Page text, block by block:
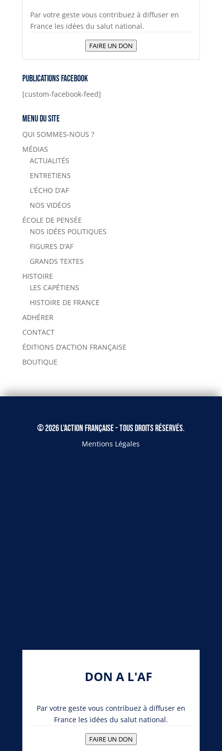
Par votre geste vous contribuez à diffuser en
France les idées du salut national.
FAIRE UN DON
Publications Facebook
[custom-facebook-feed]
Menu du site
QUI SOMMES-NOUS ?
MÉDIAS
ACTUALITÉS
ENTRETIENS
L’ÉCHO D’AF
NOS VIDÉOS
ÉCOLE DE PENSÉE
NOS IDÉES POLITIQUES
FIGURES D’AF
GRANDS TEXTES
HISTOIRE
LES CAPÉTIENS
HISTOIRE DE FRANCE
ADHÉRER
CONTACT
ÉDITIONS D’ACTION FRANÇAISE
BOUTIQUE
© 2026 L'Action Française - Tous droits réservés.
Mentions Légales
DON A L'AF
Par votre geste vous contribuez à diffuser en
France les idées du salut national.
FAIRE UN DON